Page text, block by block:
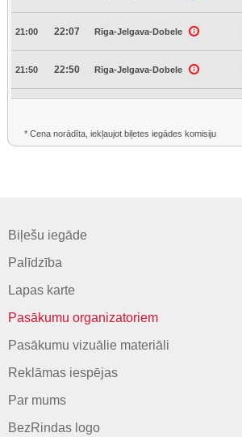
21:00 22:07 Rīga-Jelgava-Dobele
21:50 22:50 Rīga-Jelgava-Dobele
* Cena norādīta, iekļaujot biļetes iegādes komisiju
Biļešu iegāde
Palīdzība
Lapas karte
Pasākumu organizatoriem
Pasākumu vizuālie materiāli
Reklāmas iespējas
Par mums
BezRindas logo